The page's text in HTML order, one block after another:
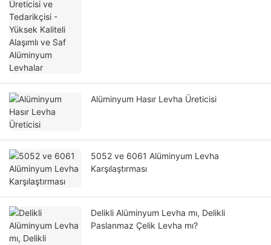
Alüminyum Hasır Levha Üreticisi
5052 ve 6061 Alüminyum Levha
Karşılaştırması
Delikli Alüminyum Levha mı, Delikli
Paslanmaz Çelik Levha mı?